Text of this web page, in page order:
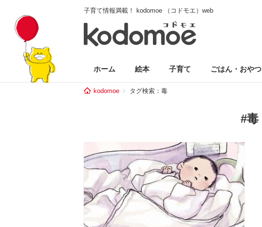
子育て情報満載！ kodomoe （コドモエ）web
ホーム 絵本 子育て ごはん・おやつ
kodomoe タグ検索：毒
#毒